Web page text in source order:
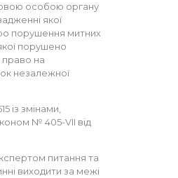
особою органу
якої
порушення митних
порушено
право на
незалежної
із змінами,
№ 405-VII від
питання та
виходити за межі